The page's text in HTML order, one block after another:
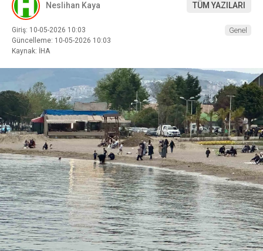
Neslihan Kaya TÜM YAZILARI
Giriş: 10-05-2026 10:03
Güncelleme: 10-05-2026 10:03
Kaynak: İHA
Genel